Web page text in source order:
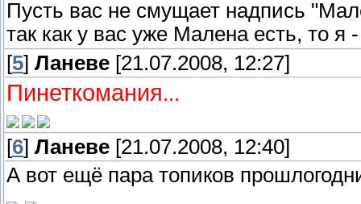
Пусть вас не смущает надпись
так как у вас уже Малена есть, то я
[5] Ланеве [21.07.2008, 12:27]
Пинеткомания...
[6] Ланеве [21.07.2008, 12:40]
А вот ещё пара топиков